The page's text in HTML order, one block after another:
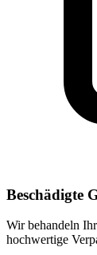
Beschädigte
Wir behandeln
hochwertige